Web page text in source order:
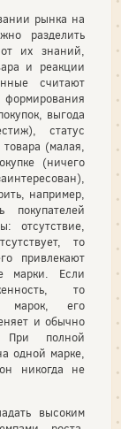
рынка на
разделить
их знаний,
и реакции
считают
выгода
статус
товара (малая,
(ничего
например,
покупателей
отсутствие,
то
привлекают
марки. Если
то
марок, его
и обычно
При полной
одной марке,
никогда не
высоким